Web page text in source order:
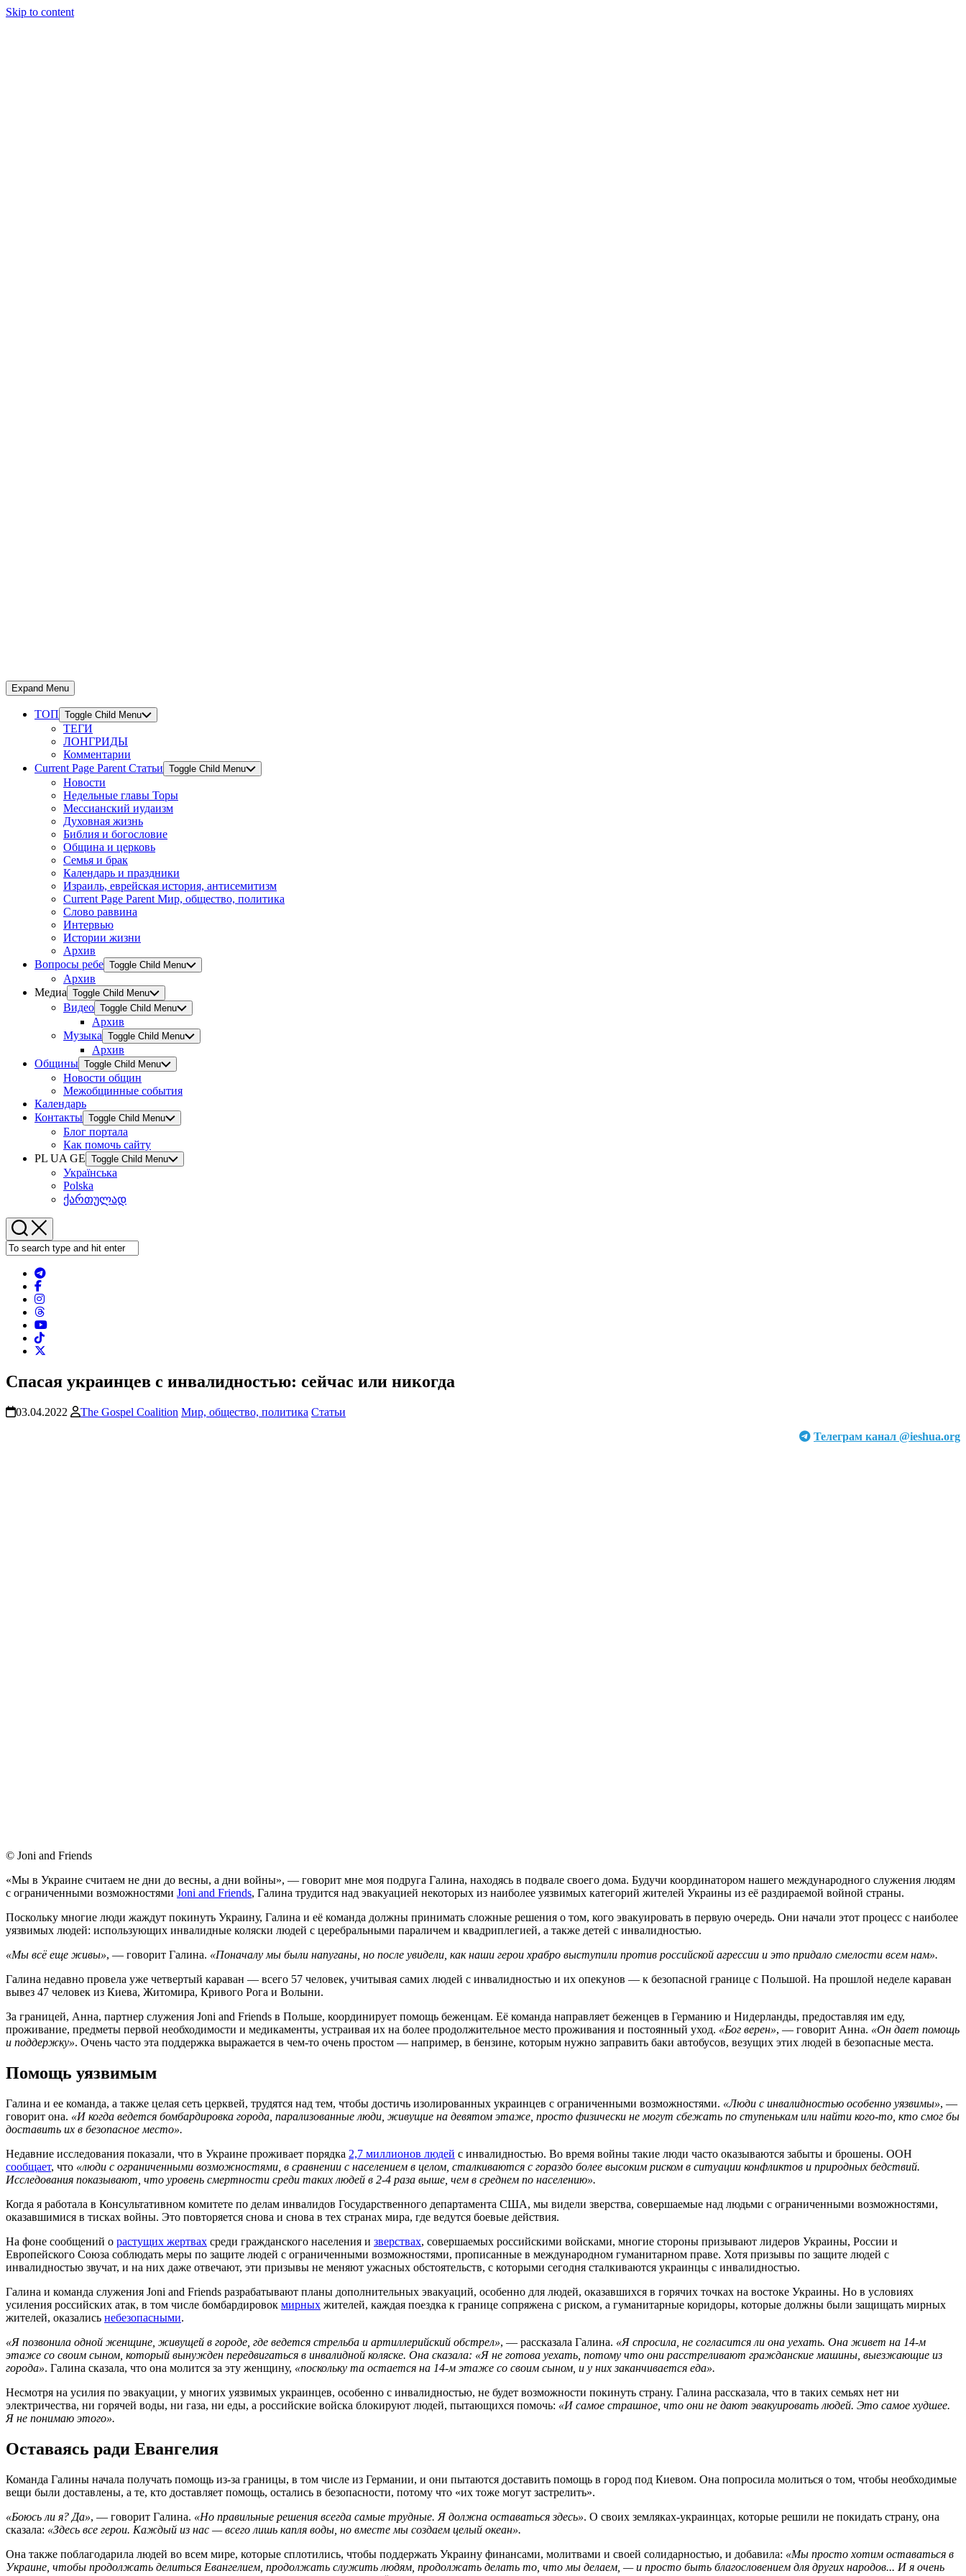
Skip to content
Expand Menu
ТОП Toggle Child Menu
ТЕГИ
ЛОНГРИДЫ
Комментарии
Current Page Parent Статьи Toggle Child Menu
Новости
Недельные главы Торы
Мессианский иудаизм
Духовная жизнь
Библия и богословие
Община и церковь
Семья и брак
Календарь и праздники
Израиль, еврейская история, антисемитизм
Current Page Parent Мир, общество, политика
Слово раввина
Интервью
Истории жизни
Архив
Вопросы ребе Toggle Child Menu
Архив
Медиа Toggle Child Menu
Видео Toggle Child Menu
Архив
Музыка Toggle Child Menu
Архив
Общины Toggle Child Menu
Новости общин
Межобщинные события
Календарь
Контакты Toggle Child Menu
Блог портала
Как помочь сайту
PL UA GE Toggle Child Menu
Українська
Polska
ქართულად
Спасая украинцев с инвалидностью: сейчас или никогда
03.04.2022 The Gospel Coalition Мир, общество, политика Статьи
Телеграм канал @ieshua.org
© Joni and Friends
«Мы в Украине считаем не дни до весны, а дни войны», — говорит мне моя подруга Галина, находясь в подвале своего дома. Будучи координатором нашего международного служения людям
с ограниченными возможностями Joni and Friends, Галина трудится над эвакуацией некоторых из наиболее уязвимых категорий жителей Украины из её раздираемой войной страны.
Поскольку многие люди жаждут покинуть Украину, Галина и её команда должны принимать сложные решения о том, кого эвакуировать в первую очередь. Они начали этот процесс с наиболее
уязвимых людей: использующих инвалидные коляски людей с церебральными параличем и квадриплегией, а также детей с инвалидностью.
«Мы всё еще живы», — говорит Галина. «Поначалу мы были напуганы, но после увидели, как наши герои храбро выступили против российской агрессии и это придало смелости всем нам».
Галина недавно провела уже четвертый караван — всего 57 человек, учитывая самих людей с инвалидностью и их опекунов — к безопасной границе с Польшой. На прошлой неделе караван
вывез 47 человек из Киева, Житомира, Кривого Рога и Волыни.
За границей, Анна, партнер служения Joni and Friends в Польше, координирует помощь беженцам. Её команда направляет беженцев в Германию и Нидерланды, предоставляя им еду,
проживание, предметы первой необходимости и медикаменты, устраивая их на более продолжительное место проживания и постоянный уход. «Бог верен», — говорит Анна. «Он дает помощь
и поддержку». Очень часто эта поддержка выражается в чем-то очень простом — например, в бензине, которым нужно заправить баки автобусов, везущих этих людей в безопасные места.
Помощь уязвимым
Галина и ее команда, а также целая сеть церквей, трудятся над тем, чтобы достичь изолированных украинцев с ограниченными возможностями. «Люди с инвалидностью особенно уязвимы», —
говорит она. «И когда ведется бомбардировка города, парализованные люди, живущие на девятом этаже, просто физически не могут сбежать по ступенькам или найти кого-то, кто смог бы
доставить их в безопасное место».
Недавние исследования показали, что в Украине проживает порядка 2,7 миллионов людей с инвалидностью. Во время войны такие люди часто оказываются забыты и брошены. ООН
сообщает, что «люди с ограниченными возможностями, в сравнении с населением в целом, сталкиваются с гораздо более высоким риском в ситуации конфликтов и природных бедствий.
Исследования показывают, что уровень смертности среди таких людей в 2-4 раза выше, чем в среднем по населению».
Когда я работала в Консультативном комитете по делам инвалидов Государственного департамента США, мы видели зверства, совершаемые над людьми с ограниченными возможностями,
оказавшимися в тисках войны. Это повторяется снова и снова в тех странах мира, где ведутся боевые действия.
На фоне сообщений о растущих жертвах среди гражданского населения и зверствах, совершаемых российскими войсками, многие стороны призывают лидеров Украины, России и
Европейского Союза соблюдать меры по защите людей с ограниченными возможностями, прописанные в международном гуманитарном праве. Хотя призывы по защите людей с
инвалидностью звучат, и на них даже отвечают, эти призывы не меняют ужасных обстоятельств, с которыми сегодня сталкиваются украинцы с инвалидностью.
Галина и команда служения Joni and Friends разрабатывают планы дополнительных эвакуаций, особенно для людей, оказавшихся в горячих точках на востоке Украины. Но в условиях
усиления российских атак, в том числе бомбардировок мирных жителей, каждая поездка к границе сопряжена с риском, а гуманитарные коридоры, которые должны были защищать мирных
жителей, оказались небезопасными.
«Я позвонила одной женщине, живущей в городе, где ведется стрельба и артиллерийский обстрел», — рассказала Галина. «Я спросила, не согласится ли она уехать. Она живет на 14-м
этаже со своим сыном, который вынужден передвигаться в инвалидной коляске. Она сказала: «Я не готова уехать, потому что они расстреливают гражданские машины, выезжающие из
города». Галина сказала, что она молится за эту женщину, «поскольку та остается на 14-м этаже со своим сыном, и у них заканчивается еда».
Несмотря на усилия по эвакуации, у многих уязвимых украинцев, особенно с инвалидностью, не будет возможности покинуть страну. Галина рассказала, что в таких семьях нет ни
электричества, ни горячей воды, ни газа, ни еды, а российские войска блокируют людей, пытающихся помочь: «И самое страшное, что они не дают эвакуировать людей. Это самое худшее.
Я не понимаю этого».
Оставаясь ради Евангелия
Команда Галины начала получать помощь из-за границы, в том числе из Германии, и они пытаются доставить помощь в город под Киевом. Она попросила молиться о том, чтобы необходимые
вещи были доставлены, а те, кто доставляет помощь, остались в безопасности, потому что «их тоже могут застрелить».
«Боюсь ли я? Да», — говорит Галина. «Но правильные решения всегда самые трудные. Я должна оставаться здесь». О своих земляках-украинцах, которые решили не покидать страну, она
сказала: «Здесь все герои. Каждый из нас — всего лишь капля воды, но вместе мы создаем целый океан».
Она также поблагодарила людей во всем мире, которые сплотились, чтобы поддержать Украину финансами, молитвами и своей солидарностью, и добавила: «Мы просто хотим оставаться в
Украине, чтобы продолжать делиться Евангелием, продолжать служить людям, продолжать делать то, что мы делаем, — и просто быть благословением для других народов... И я очень